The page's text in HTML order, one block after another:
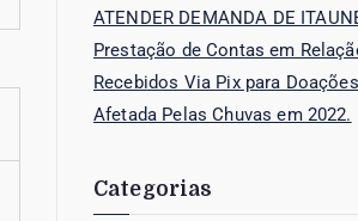
ATENDER DEMANDA DE
Prestação de Contas em
Recebidos Via Pix para
Afetada Pelas Chuvas em 2022.
Categorias